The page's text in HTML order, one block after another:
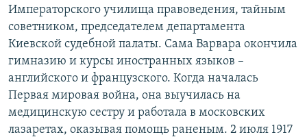
Императорского училища правоведения, тайным
советником, председателем департамента
Киевской судебной палаты. Сама Варвара окончила
гимназию и курсы иностранных языков –
английского и французского. Когда началась
Первая мировая война, она выучилась на
медицинскую сестру и работала в московских
лазаретах, оказывая помощь раненым. 2 июля 1917